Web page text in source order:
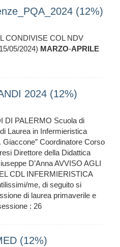
(12%)
CONDIVISE COL NDV
05/2024) MARZO-APRILE
2024 (12%)
DI PALERMO Scuola di
Laurea in Infermieristica
Giaccone” Coordinatore Corso
Direttore della Didattica
D’Anna AVVISO AGLI
CDL INFERMIERISTICA
me, di seguito si
di laurea primaverile e
: 26
(12%)